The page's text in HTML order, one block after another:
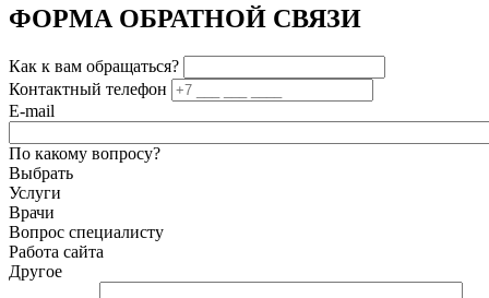
ФОРМА ОБРАТНОЙ СВЯЗИ
Как к вам обращаться?
Контактный телефон
E-mail
По какому вопросу?
Выбрать
Услуги
Врачи
Вопрос специалисту
Работа сайта
Другое